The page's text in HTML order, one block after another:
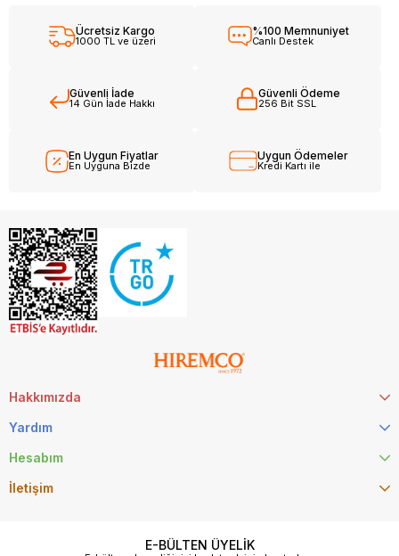
Ücretsiz Kargo
1000 TL ve üzeri
%100 Memnuniyet
Canlı Destek
Güvenli İade
14 Gün İade Hakkı
Güvenli Ödeme
256 Bit SSL
En Uygun Fiyatlar
En Uyguna Bizde
Uygun Ödemeler
Kredi Kartı ile
Hakkımızda
Yardım
Hesabım
İletişim
E-BÜLTEN ÜYELİK